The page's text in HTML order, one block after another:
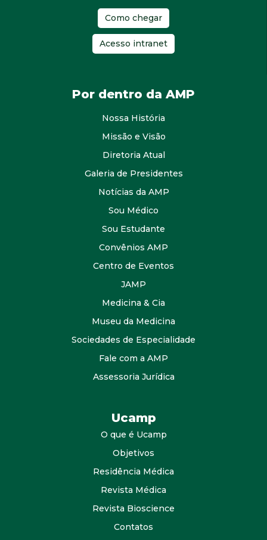
Como chegar
Acesso intranet
Por dentro da AMP
Nossa História
Missão e Visão
Diretoria Atual
Galeria de Presidentes
Notícias da AMP
Sou Médico
Sou Estudante
Convênios AMP
Centro de Eventos
JAMP
Medicina & Cia
Museu da Medicina
Sociedades de Especialidade
Fale com a AMP
Assessoria Jurídica
Ucamp
O que é Ucamp
Objetivos
Residência Médica
Revista Médica
Revista Bioscience
Contatos